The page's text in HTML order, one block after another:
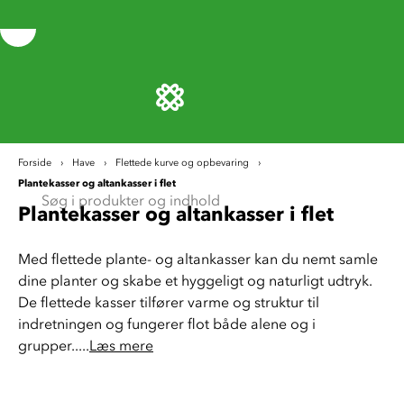
Forside Have Flettede kurve og opbevaring
Plantekasser og altankasser i flet
Plantekasser og altankasser i flet
Med flettede plante- og altankasser kan du nemt samle
dine planter og skabe et hyggeligt og naturligt udtryk.
De flettede kasser tilfører varme og struktur til
indretningen og fungerer flot både alene og i
grupper.....Læs mere